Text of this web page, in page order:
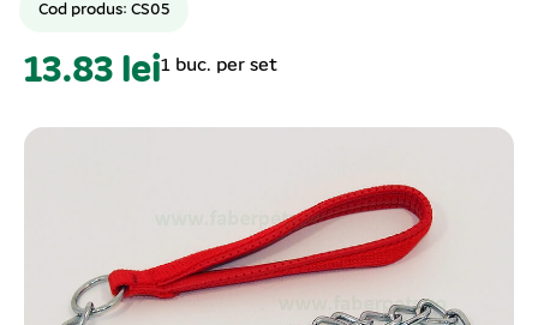
Cod produs: CS05
13.83 lei1 buc. per set